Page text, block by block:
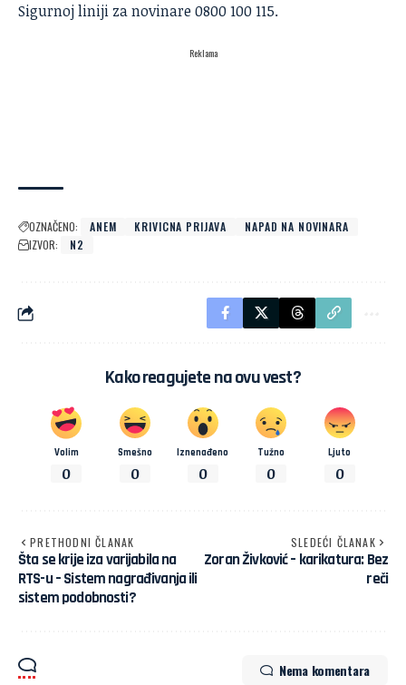
Sigurnoj liniji za novinare 0800 100 115.
Reklama
OZNAČENO: ANEM KRIVICNA PRIJAVA
NAPAD NA NOVINARA
IZVOR:
N2
Kako reagujete na ovu vest?
Volim
0
Smešno
0
Iznenađeno
0
Tužno
0
Ljuto
0
PRETHODNI ČLANAK
Šta se krije iza varijabila na
RTS-u – Sistem nagrađivanja ili
sistem podobnosti?
SLEDEĆI ČLANAK
Zoran Živković – karikatura: Bez
reči
Nema komentara